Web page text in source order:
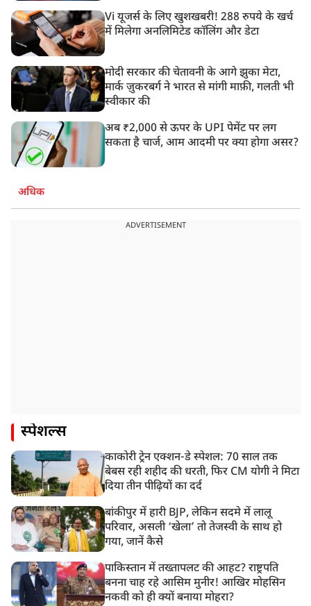
Vi यूजर्स के लिए खुशखबरी! 288 रुपये के खर्च
में मिलेगा अनलिमिटेड कॉलिंग और डेटा
मोदी सरकार की चेतावनी के आगे झुका मेटा,
मार्क ज़ुकरबर्ग ने भारत से मांगी माफ़ी, गलती भी
स्वीकार की
अब ₹2,000 से ऊपर के UPI पेमेंट पर लग
सकता है चार्ज, आम आदमी पर क्या होगा असर?
अधिक
ADVERTISEMENT
स्पेशल्स
काकोरी ट्रेन एक्शन-डे स्पेशल: 70 साल तक
बेबस रही शहीद की धरती, फिर CM योगी ने मिटा
दिया तीन पीढ़ियों का दर्द
बांकीपुर में हारी BJP, लेकिन सदमे में लालू
परिवार, असली ‘खेला’ तो तेजस्वी के साथ हो
गया, जानें कैसे
पाकिस्तान में तख्तापलट की आहट? राष्ट्रपति
बनना चाह रहे आसिम मुनीर! आखिर मोहसिन
नकवी को ही क्यों बनाया मोहरा?